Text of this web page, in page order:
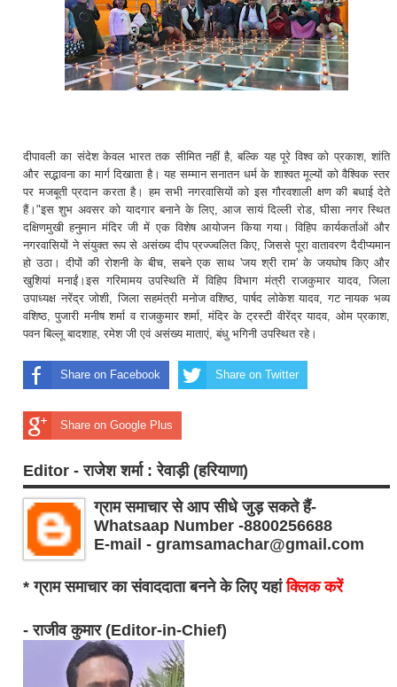
दीपावली का संदेश केवल भारत तक सीमित नहीं है, बल्कि यह पूरे विश्व को प्रकाश, शांति
और सद्भावना का मार्ग दिखाता है। यह सम्मान सनातन धर्म के शाश्वत मूल्यों को वैश्विक स्तर
पर मजबूती प्रदान करता है। हम सभी नगरवासियों को इस गौरवशाली क्षण की बधाई देते
हैं।"इस शुभ अवसर को यादगार बनाने के लिए, आज सायं दिल्ली रोड, घीसा नगर स्थित
दक्षिणमुखी हनुमान मंदिर जी में एक विशेष आयोजन किया गया। विहिप कार्यकर्ताओं और
नगरवासियों ने संयुक्त रूप से असंख्य दीप प्रज्ज्वलित किए, जिससे पूरा वातावरण दैदीप्यमान
हो उठा। दीपों की रोशनी के बीच, सबने एक साथ 'जय श्री राम' के जयघोष किए और
खुशियां मनाईं।इस गरिमामय उपस्थिति में विहिप विभाग मंत्री राजकुमार यादव, जिला
उपाध्यक्ष नरेंद्र जोशी, जिला सहमंत्री मनोज वशिष्ठ, पार्षद लोकेश यादव, गट नायक भव्य
वशिष्ठ, पुजारी मनीष शर्मा व राजकुमार शर्मा, मंदिर के ट्रस्टी वीरेंद्र यादव, ओम प्रकाश,
पवन बिल्लू बादशाह, रमेश जी एवं असंख्य माताएं, बंधु भगिनी उपस्थित रहे।
Share on Facebook Share on Twitter
Share on Google Plus
Editor - राजेश शर्मा : रेवाड़ी (हरियाणा)
ग्राम समाचार से आप सीधे जुड़ सकते हैं-
Whatsaap Number -8800256688
E-mail - gramsamachar@gmail.com
* ग्राम समाचार का संवाददाता बनने के लिए यहांक्लिक करें
- राजीव कुमार (Editor-in-Chief)